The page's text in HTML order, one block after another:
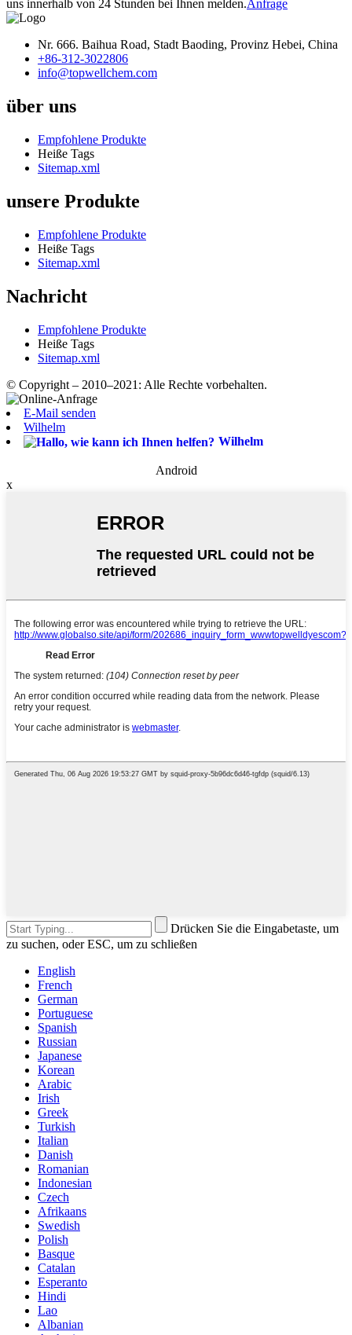
uns innerhalb von 24 Stunden bei Ihnen melden.Anfrage
Nr. 666. Baihua Road, Stadt Baoding, Provinz Hebei, China
+86-312-3022806
info@topwellchem.com
über uns
Empfohlene Produkte
Heiße Tags
Sitemap.xml
unsere Produkte
Empfohlene Produkte
Heiße Tags
Sitemap.xml
Nachricht
Empfohlene Produkte
Heiße Tags
Sitemap.xml
© Copyright – 2010–2021: Alle Rechte vorbehalten.
E-Mail senden
Wilhelm
Wilhelm
Android
x
Drücken Sie die Eingabetaste, um
zu suchen, oder ESC, um zu schließen
English
French
German
Portuguese
Spanish
Russian
Japanese
Korean
Arabic
Irish
Greek
Turkish
Italian
Danish
Romanian
Indonesian
Czech
Afrikaans
Swedish
Polish
Basque
Catalan
Esperanto
Hindi
Lao
Albanian